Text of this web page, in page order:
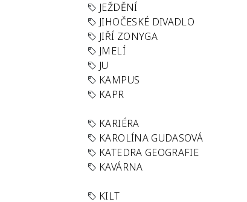
JEŽDĚNÍ
JIHOČESKÉ DIVADLO
JIŘÍ ZONYGA
JMELÍ
JU
KAMPUS
KAPR
KARIÉRA
KAROLÍNA GUDASOVÁ
KATEDRA GEOGRAFIE
KAVÁRNA
KILT